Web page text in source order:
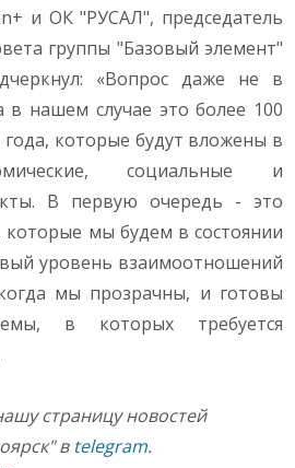
и ОК "РУСАЛ", председатель
группы "Базовый элемент"
«Вопрос даже не в
в нашем случае это более 100
которые будут вложены в
социальные и
В первую очередь - это
мы будем в состоянии
уровень взаимоотношений
мы прозрачны, и готовы
в которых требуется
страницу новостей
в telegram.